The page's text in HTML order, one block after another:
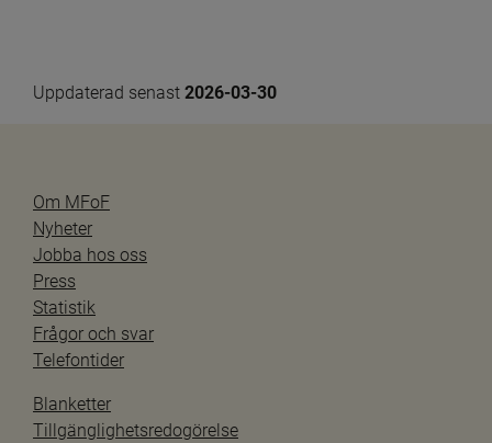
Uppdaterad senast 2026-03-30
Om MFoF
Nyheter
Jobba hos oss
Press
Statistik
Frågor och svar
Telefontider
Blanketter
Tillgänglighetsredogörelse